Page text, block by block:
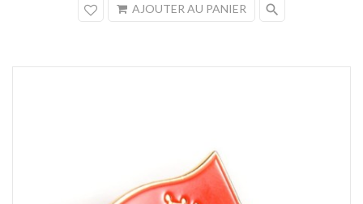
AJOUTER AU PANIER search